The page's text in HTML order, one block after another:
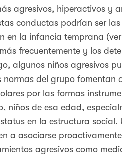
agresivos, hiperactivos y
conductas podrían ser
en la infancia temprana
frecuentemente y los
algunos niños agresivos
normas del grupo fomentan
por las formas
niños de esa edad,
en la estructura social.
a asociarse
agresivos como